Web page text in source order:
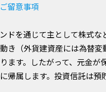
留意事項
ドを通じて主として株式
き（外貨建資産には為替変
ます。したがって、元金
帰属します。投資信託は預